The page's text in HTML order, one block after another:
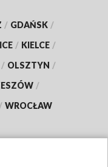
/ GDAŃSK /
/ KIELCE /
/ OLSZTYN /
/
/ WROCŁAW